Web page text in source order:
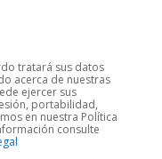
tratará sus datos
acerca de nuestras
ejercer sus
portabilidad,
en nuestra Política
consulte